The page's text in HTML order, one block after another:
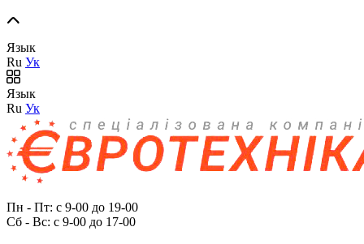
Язык
Ru Ук
Язык
Ru Ук
Пн - Пт: с 9-00 до 19-00
Сб - Вс: с 9-00 до 17-00